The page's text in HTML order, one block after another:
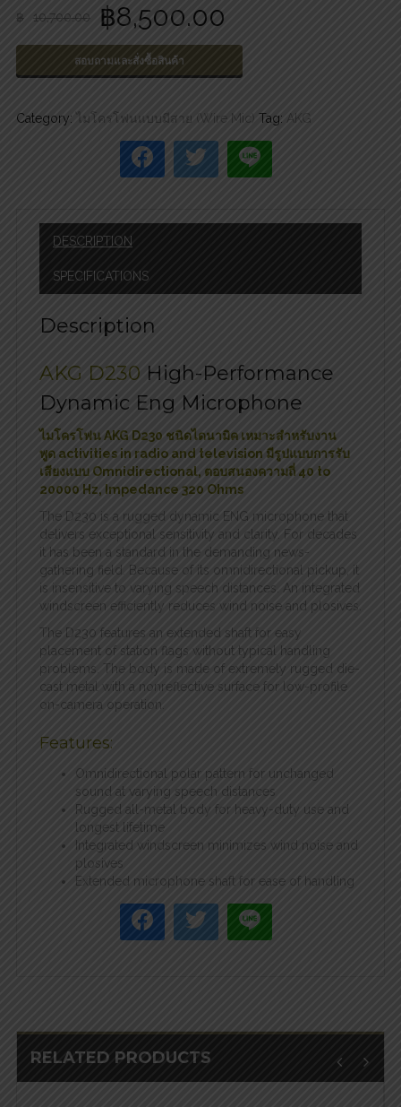
฿ 10,700.00 ฿8,500.00
สอบถามและสั่งซื้อสินค้า
Category: ไมโครโฟนแบบมีสาย (Wire Mic) Tag: AKG
DESCRIPTION
SPECIFICATIONS
Description
AKG D230 High-Performance
Dynamic Eng Microphone
ไมโครโฟน AKG D230 ชนิดไดนามิค เหมาะสำหรับงาน
พูด activities in radio and television มีรูปแบบการรับ
เสียงแบบ Omnidirectional, ตอบสนองความถี่ 40 to
20000 Hz, Impedance 320 Ohms
The D230 is a rugged dynamic ENG microphone that
delivers exceptional sensitivity and clarity. For decades
it has been a standard in the demanding news-
gathering field. Because of its omnidirectional pickup, it
is insensitive to varying speech distances. An integrated
windscreen efficiently reduces wind noise and plosives.
The D230 features an extended shaft for easy
placement of station flags without typical handling
problems. The body is made of extremely rugged die-
cast metal with a nonreflective surface for low-profile
on-camera operation.
Features:
Omnidirectional polar pattern for unchanged
sound at varying speech distances
Rugged all-metal body for heavy-duty use and
longest lifetime
Integrated windscreen minimizes wind noise and
plosives
Extended microphone shaft for ease of handling
RELATED PRODUCTS